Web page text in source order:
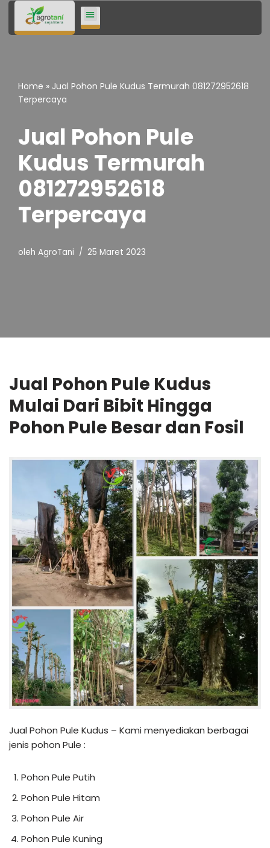
Lompat
Home » Jual Pohon Pule Kudus Termurah 081272952618
Terpercaya
Jual Pohon Pule
Kudus Termurah
081272952618
Terpercaya
oleh AgroTani 25 Maret 2023
Jual Pohon Pule Kudus
Mulai Dari Bibit Hingga
Pohon Pule Besar dan Fosil
Jual Pohon Pule Kudus – Kami menyediakan berbagai
jenis pohon Pule :
Pohon Pule Putih
Pohon Pule Hitam
Pohon Pule Air
Pohon Pule Kuning